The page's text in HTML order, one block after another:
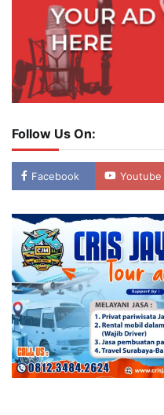
Follow Us On:
Facebook Youtube